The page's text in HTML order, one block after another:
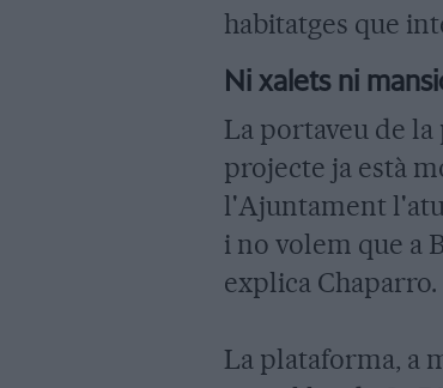
habitatges que
Ni xalets ni
La portaveu de
projecte ja està
l'Ajuntament
i no volem que a
explica Chaparro.
La plataforma, a